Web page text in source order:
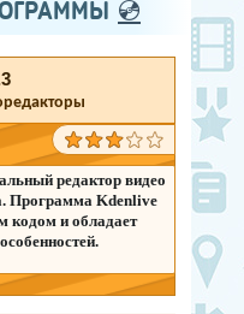
💿
редактор видео
Программа Kdenlive
кодом и обладает